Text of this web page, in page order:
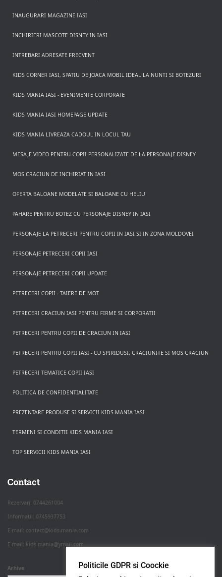
INAUGURARI MAGAZINE IASI
INCHIRIERI MASCOTE DISNEY IN IASI
INTREBARI ADRESATE FRECVENT
KIDS CORNER IASI, SPATIU DE JOACA MOBIL IDEAL LA NUNTI SI BOTEZURI
KIDS MANIA IASI - EVENIMENTE CORPORATE
KIDS MANIA IASI HOMEPAGE UPDATE
KIDS MANIA LIVREAZA CADOUL IN LOCUL TAU
MESAJE VIDEO PENTRU COPII PERSONALIZATE DE LA PERSONAJE DISNEY
MOS CRACIUN DE INCHIRIAT IN IASI
OFERTA BALOANE MODELATE SI BALOANE CU HELIU
PAHARE PENTRU BOTEZ CU PERSONAJE DISNEY IN IASI
PERSONAJE LA PETRECERI PENTRU COPII IN IASI SI IN ZONA MOLDOVEI
PERSONAJE PETRECERI COPII IASI
PERSONAJE PETRECERI COPII UPDATE
PETRECERI COPII - TAIERE DE MOT
PETRECERI CRACIUN IASI PENTRU FIRME SI CORPORATII
PETRECERI PENTRU COPII DE CRACIUN IN IASI
PETRECERI PENTRU COPII IASI - CU SPIRIDUSI, CRACIUNITE SI MOS CRACIUN
PETRECERI TEMATICE COPII IASI
POLITICA DE CONFIDENTIALITATE
PREZENTARE PRODUSE SI SERVICII KIDS MANIA IASI
TERMENI SI CONDITII KIDS MANIA IASI
TOP SERVICII KIDS MANIA IASI
Contact
Rezervari: 0744261004
Informatii: 0745937753
E-mail: contact@kids-mania.com
E-mail: kids.mania@ymail.com
Arhive Politicile GDPR si Coockie
Apasa pe o categorie ca sa vezi serviciile.
PETRECERI COPII